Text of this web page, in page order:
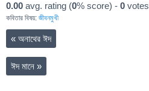
0.00 avg. rating (0% score) - 0 votes
কবিতার বিষয়: জীবনমুখী
« অনাথের ঈদ
ঈদ মানে »